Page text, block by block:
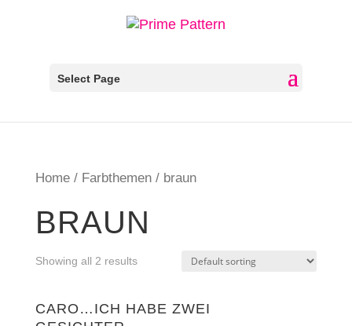
Select Page
Home/ Farbthemen/ braun
BRAUN
Showing all 2 results
CARO…ICH HABE ZWEI